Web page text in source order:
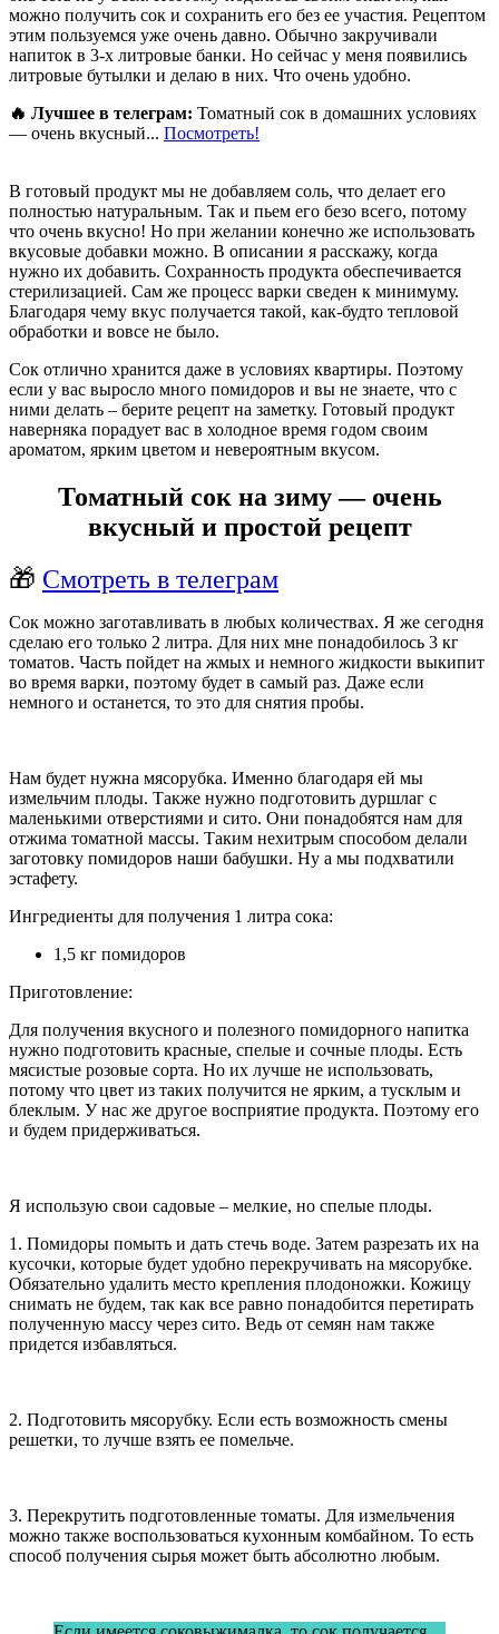
можно получить сок и сохранить его без ее участия. Рецептом
этим пользуемся уже очень давно. Обычно закручивали
напиток в 3-х литровые банки. Но сейчас у меня появились
литровые бутылки и делаю в них. Что очень удобно.
🔥 Лучшее в телеграм: Томатный сок в домашних условиях
— очень вкусный... Посмотреть!
В готовый продукт мы не добавляем соль, что делает его
полностью натуральным. Так и пьем его безо всего, потому
что очень вкусно! Но при желании конечно же использовать
вкусовые добавки можно. В описании я расскажу, когда
нужно их добавить. Сохранность продукта обеспечивается
стерилизацией. Сам же процесс варки сведен к минимуму.
Благодаря чему вкус получается такой, как-будто тепловой
обработки и вовсе не было.
Сок отлично хранится даже в условиях квартиры. Поэтому
если у вас выросло много помидоров и вы не знаете, что с
ними делать – берите рецепт на заметку. Готовый продукт
наверняка порадует вас в холодное время годом своим
ароматом, ярким цветом и невероятным вкусом.
Томатный сок на зиму — очень
вкусный и простой рецепт
🎁 Смотреть в телеграм
Сок можно заготавливать в любых количествах. Я же сегодня
сделаю его только 2 литра. Для них мне понадобилось 3 кг
томатов. Часть пойдет на жмых и немного жидкости выкипит
во время варки, поэтому будет в самый раз. Даже если
немного и останется, то это для снятия пробы.
Нам будет нужна мясорубка. Именно благодаря ей мы
измельчим плоды. Также нужно подготовить дуршлаг с
маленькими отверстиями и сито. Они понадобятся нам для
отжима томатной массы. Таким нехитрым способом делали
заготовку помидоров наши бабушки. Ну а мы подхватили
эстафету.
Ингредиенты для получения 1 литра сока:
1,5 кг помидоров
Приготовление:
Для получения вкусного и полезного помидорного напитка
нужно подготовить красные, спелые и сочные плоды. Есть
мясистые розовые сорта. Но их лучше не использовать,
потому что цвет из таких получится не ярким, а тусклым и
блеклым. У нас же другое восприятие продукта. Поэтому его
и будем придерживаться.
Я использую свои садовые – мелкие, но спелые плоды.
1. Помидоры помыть и дать стечь воде. Затем разрезать их на
кусочки, которые будет удобно перекручивать на мясорубке.
Обязательно удалить место крепления плодоножки. Кожицу
снимать не будем, так как все равно понадобится перетирать
полученную массу через сито. Ведь от семян нам также
придется избавляться.
2. Подготовить мясорубку. Если есть возможность смены
решетки, то лучше взять ее помельче.
3. Перекрутить подготовленные томаты. Для измельчения
можно также воспользоваться кухонным комбайном. То есть
способ получения сырья может быть абсолютно любым.